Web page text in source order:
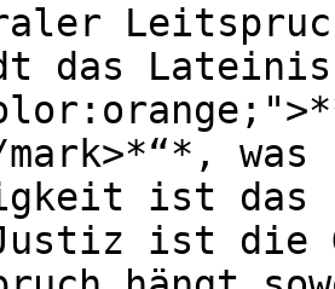
das
ist das
ist die